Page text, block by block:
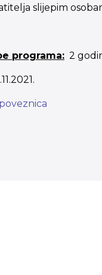
slijepim
programa: 2
poveznica